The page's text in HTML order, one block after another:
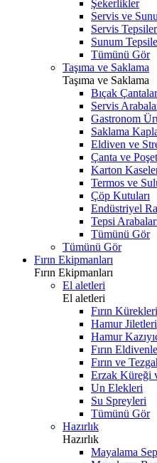
Şekerlikler
Servis ve
Servis
Sunum
Tümünü Gör
Taşıma ve Saklama
Taşıma ve Saklama
Bıçak
Servis
Gastronom
Saklama
Eldiven ve
Çanta ve
Karton
Termos ve
Çöp Kutuları
Endüstriyel
Tepsi
Tümünü Gör
Tümünü Gör
Fırın Ekipmanları
Fırın Ekipmanları
El aletleri
El aletleri
Fırın Kürekleri
Hamur Jiletleri
Hamur
Fırın
Fırın ve
Erzak Küreği
Un Elekleri
Su Spreyleri
Tümünü Gör
Hazırlık
Hazırlık
Mayalama